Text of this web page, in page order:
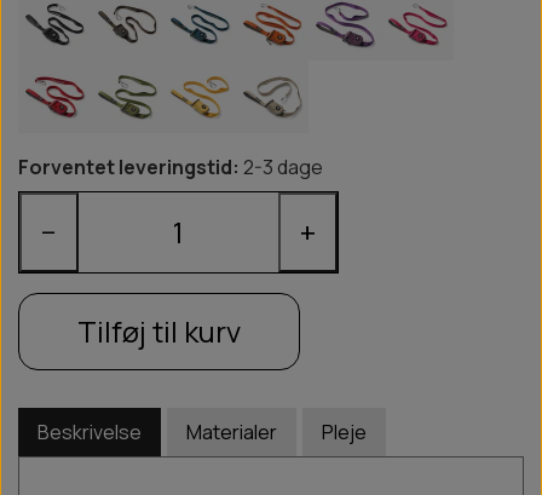
Forventet leveringstid: 2-3 dage
− +
Tilføj til kurv
Beskrivelse Materialer Pleje